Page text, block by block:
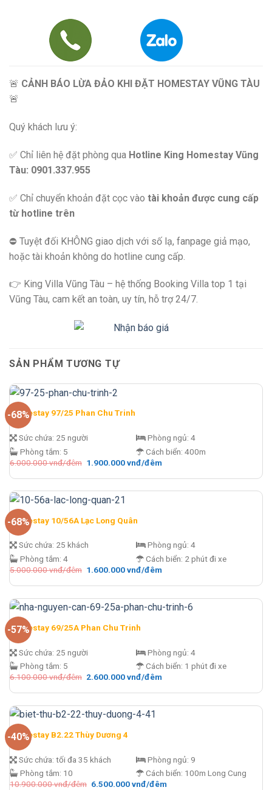
🚨 CẢNH BÁO LỪA ĐẢO KHI ĐẶT HOMESTAY VŨNG TÀU
🚨
Quý khách lưu ý:
✅ Chỉ liên hệ đặt phòng qua Hotline King Homestay Vũng
Tàu: 0901.337.955
✅ Chỉ chuyển khoản đặt cọc vào tài khoản được cung cấp
từ hotline trên
⛔️ Tuyệt đối KHÔNG giao dịch với số lạ, fanpage giả mạo,
hoặc tài khoản không do hotline cung cấp.
👉 King Villa Vũng Tàu – hệ thống Booking Villa top 1 tại
Vũng Tàu, cam kết an toàn, uy tín, hỗ trợ 24/7.
SẢN PHẨM TƯƠNG TỰ
-68%
Homestay 97/25 Phan Chu Trinh
Sức chứa: 25 người
Phòng tắm: 5
Phòng ngủ: 4
Cách biển: 400m
6.000.000vnđ/đêm Giá
là:
đêm.
1.900.000vnđ/đêmGiá
tại
1.900.000 vnđ/
-68%
Homestay 10/56A Lạc Long Quân
Sức chứa: 25 khách
Phòng tắm: 4
Phòng ngủ: 4
Cách biển: 2 phút đi xe
5.000.000vnđ/đêm Giá
là:
đêm.
1.600.000vnđ/đêmGiá
tại
1.600.000 vnđ/
đêm.
-57%
Homestay 69/25A Phan Chu Trinh
Sức chứa: 25 người
Phòng tắm: 5
Phòng ngủ: 4
Cách biển: 1 phút đi xe
6.100.000vnđ/đêm Giá
là:
đêm.
2.600.000vnđ/đêmGiá
tại
2.600.000 vnđ/
-40%
Homestay B2.22 Thùy Dương 4
Sức chứa: tối đa 35 khách
Phòng tắm: 10
Phòng ngủ: 9
Cách biển: 100m Long Cung
10.900.000vnđ/đêm Giá
6.500.000vnđ/đêmGiá